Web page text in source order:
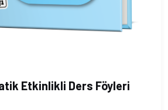
Etkinlikli Ders Föyleri